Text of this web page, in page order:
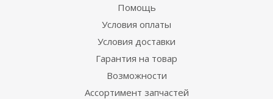
Помощь
Условия оплаты
Условия доставки
Гарантия на товар
Возможности
Ассортимент запчастей